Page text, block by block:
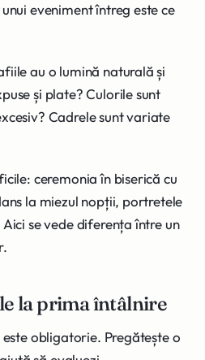
eveniment întreg este ce
au o lumină naturală și
și plate? Culorile sunt
Cadrele sunt variate
ceremonia în biserică cu
la miezul nopții, portretele
se vede diferența între un
la prima întâlnire
obligatorie. Pregătește o